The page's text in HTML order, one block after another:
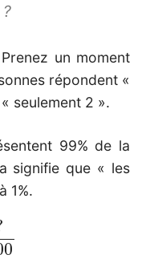
un moment
répondent «
seulement 2 ».
99% de la
signifie que « les
1%.